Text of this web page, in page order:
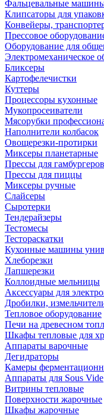
Фальцевальные
Клипсаторы для
Конвейеры,
Прессовое
Оборудование для
Электромеханическое
Бликсеры
Картофелечистки
Куттеры
Процессоры кухонные
Мукопросеиватели
Мясорубки
Наполнители колбасок
Овощерезки-протирки
Миксеры планетарные
Прессы для гамбургеров
Прессы для пиццы
Миксеры ручные
Слайсеры
Сыротерки
Тендерайзеры
Тестомесы
Тестораскатки
Кухонные машины
Хлеборезки
Лапшерезки
Коллоидные мельницы
Аксессуары для
Дробилки,
Тепловое оборудование
Печи на древесном
Шкафы тепловые для
Аппараты варочные
Дегидраторы
Камеры
Аппараты для Sous Vide
Витрины тепловые
Поверхности жарочные
Шкафы жарочные